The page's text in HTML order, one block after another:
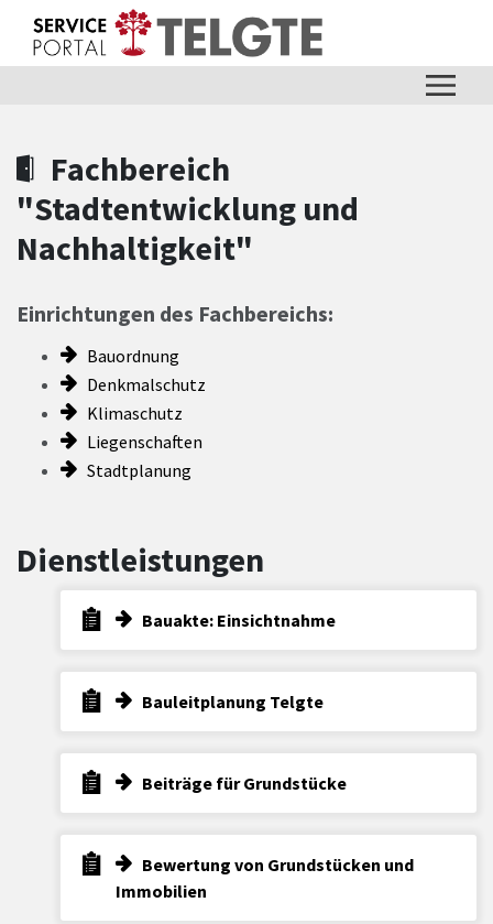
Zum Header
Zum Hauptinhalt
Zum Footer
Zum Hauptinhalt springen
Fachbereich
"Stadtentwicklung und
Nachhaltigkeit"
Einrichtungen des Fachbereichs:
Bauordnung
Denkmalschutz
Klimaschutz
Liegenschaften
Stadtplanung
Dienstleistungen
Bauakte: Einsichtnahme
Bauleitplanung Telgte
Beiträge für Grundstücke
Bewertung von Grundstücken und
Immobilien